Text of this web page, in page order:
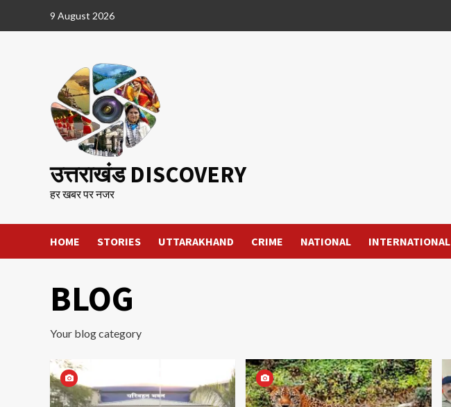
9 August 2026
उत्तराखंड DISCOVERY
हर खबर पर नजर
HOME STORIES UTTARAKHAND CRIME NATIONAL INTERNATIONAL
BLOG
Your blog category